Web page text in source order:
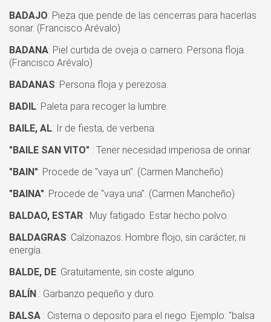
BADAJO: Pieza que pende de las cencerras para hacerlas
sonar. (Francisco Arévalo)
BADANA: Piel curtida de oveja o carnero. Persona floja.
(Francisco Arévalo)
BADANAS: Persona floja y perezosa.
BADIL: Paleta para recoger la lumbre.
BAILE, AL: Ir de fiesta, de verbena.
"BAILE SAN VITO" : Tener necesidad imperiosa de orinar.
"BAIN": Procede de "vaya un". (Carmen Mancheño)
"BAINA": Procede de "vaya una". (Carmen Mancheño)
BALDAO, ESTAR : Muy fatigado. Estar hecho polvo.
BALDAGRAS: Calzonazos. Hombre flojo, sin carácter, ni
energía.
BALDE, DE: Gratuitamente, sin coste alguno.
BALÍN : Garbanzo pequeño y duro.
BALSA : Cisterna o deposito para el riego. Ejemplo: "balsa